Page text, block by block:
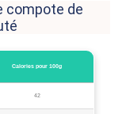
compote de
Calories pour 100g
42